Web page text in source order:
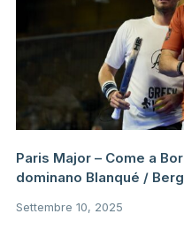
Paris Major – Come a
dominano Blanqué /
Settembre 10, 2025